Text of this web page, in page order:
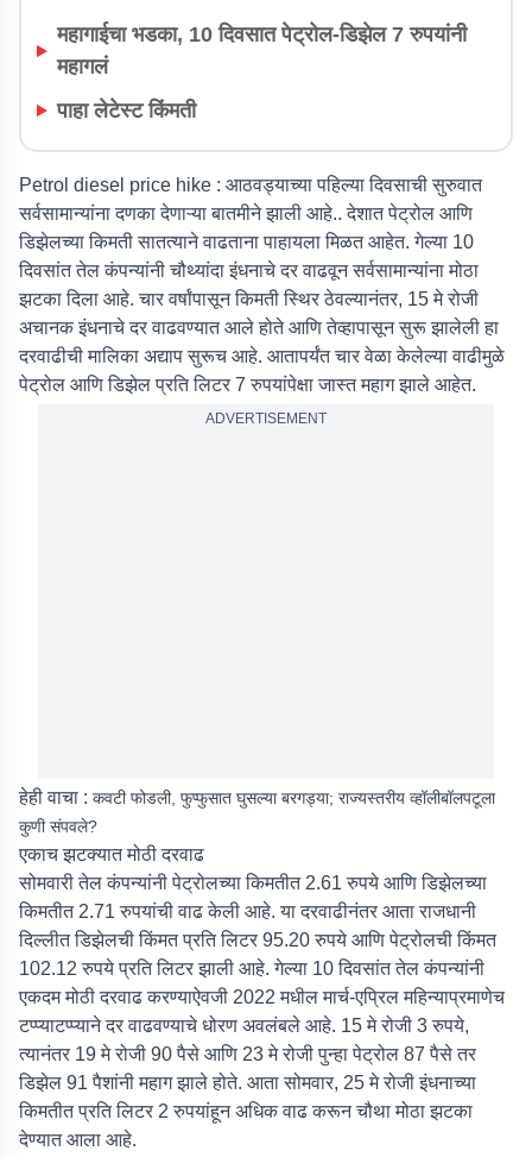
महागाईचा भडका, 10 दिवसात पेट्रोल-डिझेल 7 रुपयांनी
महागलं
पाहा लेटेस्ट किंमती
Petrol diesel price hike : आठवड्याच्या पहिल्या दिवसाची सुरुवात
सर्वसामान्यांना दणका देणाऱ्या बातमीने झाली आहे.. देशात पेट्रोल आणि
डिझेलच्या किमती सातत्याने वाढताना पाहायला मिळत आहेत. गेल्या 10
दिवसांत तेल कंपन्यांनी चौथ्यांदा इंधनाचे दर वाढवून सर्वसामान्यांना मोठा
झटका दिला आहे. चार वर्षांपासून किमती स्थिर ठेवल्यानंतर, 15 मे रोजी
अचानक इंधनाचे दर वाढवण्यात आले होते आणि तेव्हापासून सुरू झालेली हा
दरवाढीची मालिका अद्याप सुरूच आहे. आतापर्यंत चार वेळा केलेल्या वाढीमुळे
पेट्रोल आणि डिझेल प्रति लिटर 7 रुपयांपेक्षा जास्त महाग झाले आहेत.
ADVERTISEMENT
हेही वाचा : कवटी फोडली, फुप्फुसात घुसल्या बरगड्या; राज्यस्तरीय व्हॉलीबॉलपटूला
कुणी संपवले?
एकाच झटक्यात मोठी दरवाढ
सोमवारी तेल कंपन्यांनी पेट्रोलच्या किमतीत 2.61 रुपये आणि डिझेलच्या
किमतीत 2.71 रुपयांची वाढ केली आहे. या दरवाढीनंतर आता राजधानी
दिल्लीत डिझेलची किंमत प्रति लिटर 95.20 रुपये आणि पेट्रोलची किंमत
102.12 रुपये प्रति लिटर झाली आहे. गेल्या 10 दिवसांत तेल कंपन्यांनी
एकदम मोठी दरवाढ करण्याऐवजी 2022 मधील मार्च-एप्रिल महिन्याप्रमाणेच
टप्प्याटप्प्याने दर वाढवण्याचे धोरण अवलंबले आहे. 15 मे रोजी 3 रुपये,
त्यानंतर 19 मे रोजी 90 पैसे आणि 23 मे रोजी पुन्हा पेट्रोल 87 पैसे तर
डिझेल 91 पैशांनी महाग झाले होते. आता सोमवार, 25 मे रोजी इंधनाच्या
किमतीत प्रति लिटर 2 रुपयांहून अधिक वाढ करून चौथा मोठा झटका
देण्यात आला आहे.